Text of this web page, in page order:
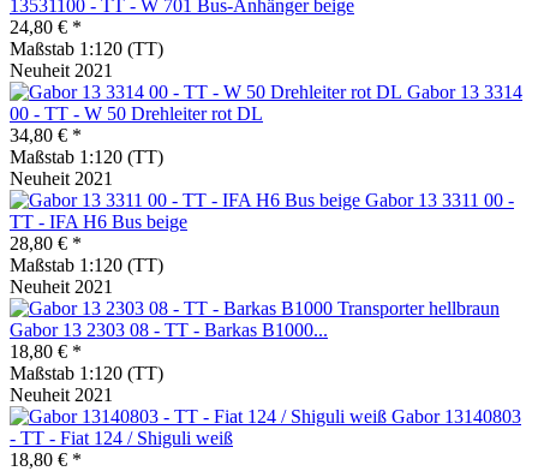
13531100 - TT - W 701 Bus-Anhänger beige
24,80 € *
Maßstab 1:120 (TT)
Neuheit 2021
Gabor 13 3314
00 - TT - W 50 Drehleiter rot DL
34,80 € *
Maßstab 1:120 (TT)
Neuheit 2021
Gabor 13 3311 00 -
TT - IFA H6 Bus beige
28,80 € *
Maßstab 1:120 (TT)
Neuheit 2021
Gabor 13 2303 08 - TT - Barkas B1000...
18,80 € *
Maßstab 1:120 (TT)
Neuheit 2021
Gabor 13140803
- TT - Fiat 124 / Shiguli weiß
18,80 € *